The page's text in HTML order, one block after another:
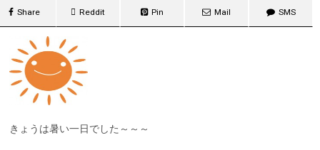
Share Reddit Pin Mail SMS
きょうは暑い一日でした～～～